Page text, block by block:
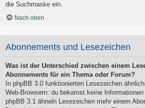
die Suchmaske ein.
Nach oben
Abonnements und Lesezeichen
Was ist der Unterschied zwischen einem
Abonnements für ein Thema oder Forum?
In phpBB 3.0 funktionierten Lesezeichen
Web-Browsern: du bekamst keine
phpBB 3.1 ähneln Lesezeichen mehr einem